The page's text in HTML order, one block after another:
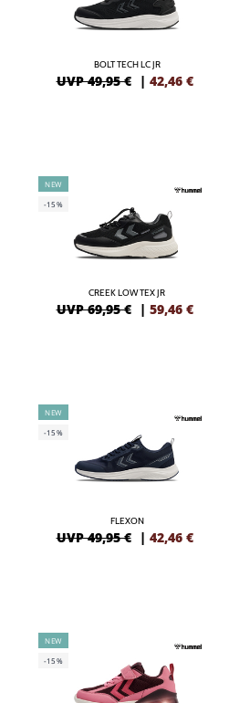
BOLT TECH LC JR
UVP 49,95 € | 42,46 €
NEW
-15%
CREEK LOW TEX JR
UVP 69,95 € | 59,46 €
NEW
-15%
FLEXON
UVP 49,95 € | 42,46 €
NEW
-15%